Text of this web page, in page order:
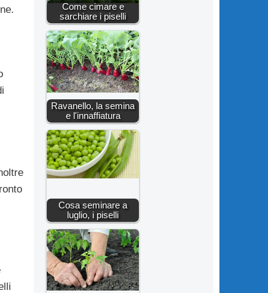
Come cimare e
sarchiare i piselli
Ravanello, la semina
e l'innaffiatura
Cosa seminare a
luglio, i piselli